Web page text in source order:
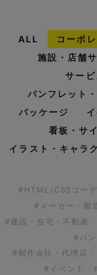
ALL コーポ
施設・店舗
サービ
パンフレット
パッケージ
看板・サ
イラスト・キャラ
#HTML/CSSコー
#メーカー・製
#建設・住宅・不動産
#パ
#制作会社・代理店
#イベント